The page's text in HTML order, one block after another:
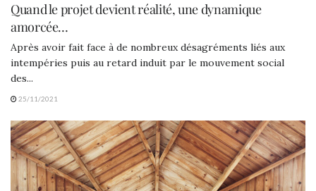
Quand le projet devient réalité, une dynamique
amorcée…
Après avoir fait face à de nombreux désagréments liés aux
intempéries puis au retard induit par le mouvement social
des...
25/11/2021